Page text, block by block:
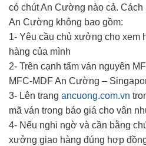
có chút An Cường nào cả. Cách
An Cường không bao gồm:
1- Yêu cầu chủ xưởng cho xem
hàng của mình
2- Trên cạnh tấm ván nguyên
MFC-MDF An Cường –
3- Lên trang ancuong.com.vn
mã ván trong báo giá cho vân
4- Nếu nghi ngờ và cần bằng
xưởng giao hàng đúng hợp